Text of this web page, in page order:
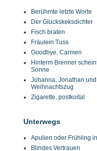
Berühmte letzte Worte
Der Glückskeksdichter
Fisch braten
Fräulein Tuss
Goodbye, Carmen
Hinterm Brenner
Sonne
Johanna, Jonathan
Weihnachtszug
Zigarette, postkoital
Unterwegs
Apulien oder Frühling
Blindes Vertrauen